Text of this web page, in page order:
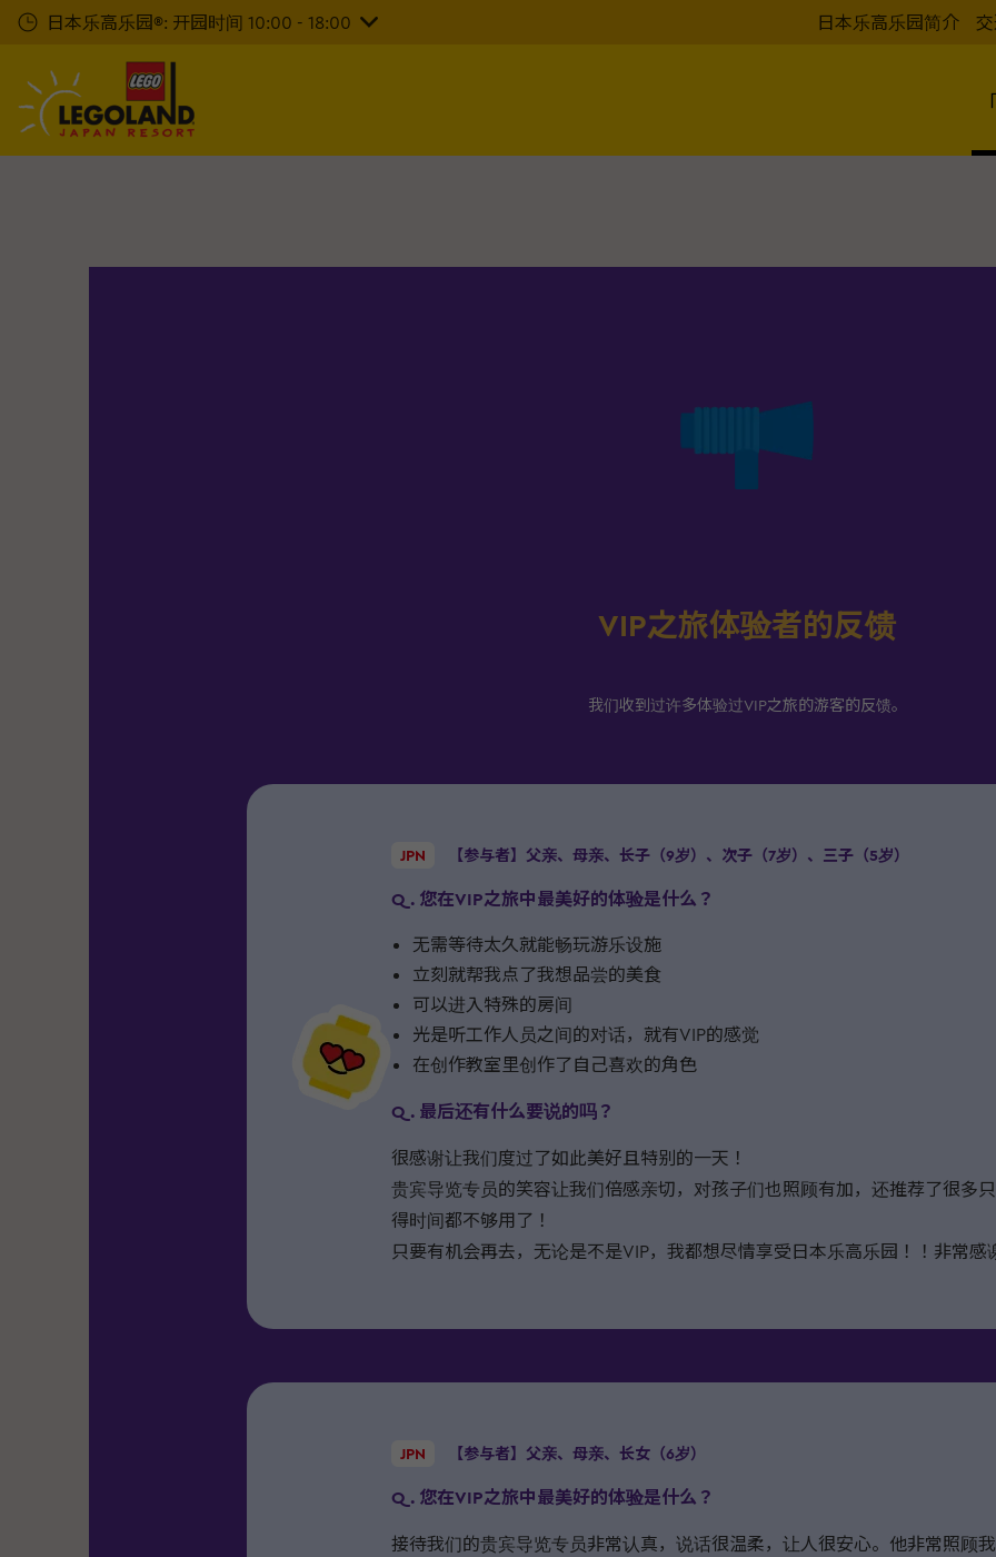
日本乐高乐园®: 开园时间 10:00 - 18:00 日本乐高乐园简介
VIP之旅体验者的反馈
我们收到过许多体验过VIP之旅的游客的反馈。
JPN 【参与者】父亲、母亲、长子（9岁）、次子（7岁）、三子（5岁）
Q. 您在VIP之旅中最美好的体验是什么？
无需等待太久就能畅玩游乐设施
立刻就帮我点了我想品尝的美食
可以进入特殊的房间
光是听工作人员之间的对话，就有VIP的感觉
在创作教室里创作了自己喜欢的角色
Q. 最后还有什么要说的吗？
很感谢让我们度过了如此美好且特别的一天！
贵宾导览专员的笑容让我们倍感亲切，对孩子们也照顾有加，还推荐了很多
得时间都不够用了！
只要有机会再去，无论是不是VIP，我都想尽情享受日本乐高乐园！！非常感
JPN 【参与者】父亲、母亲、长女（6岁）
Q. 您在VIP之旅中最美好的体验是什么？
接待我们的贵宾导览专员非常认真，说话很温柔，让人很安心。他非常照顾